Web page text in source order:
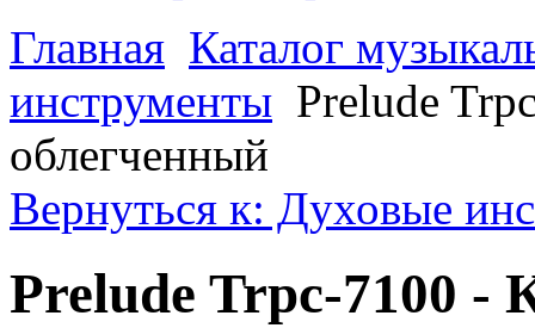
Главная Каталог
инструменты Prelude
облегченный
Вернуться к: Духовые
Prelude Trpc-7100 -